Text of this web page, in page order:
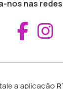
nos nas
a aplicação